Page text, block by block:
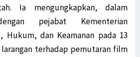
Ia mengungkapkan, dalam
pejabat Kementerian
Hukum, dan Keamanan pada 13
terhadap pemutaran film